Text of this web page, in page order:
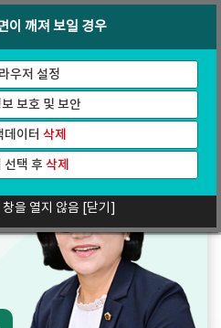
이 깨져 보일 경우
우저 설정
보호 및 보안
이터 삭제
선택 후삭제
을 열지 않음 [닫기]